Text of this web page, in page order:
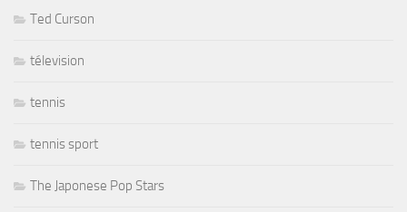
Ted Curson
télevision
tennis
tennis sport
The Japonese Pop Stars